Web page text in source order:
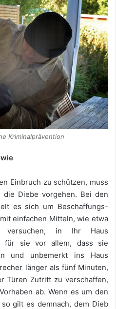
Kriminalprävention
Einbruch zu schützen, muss
die Diebe vorgehen. Bei den
es sich um Beschaffungs-
einfachen Mitteln, wie etwa
versuchen, in Ihr Haus
für sie vor allem, dass sie
und unbemerkt ins Haus
länger als fünf Minuten,
Türen Zutritt zu verschaffen,
ab. Wenn es um den
gilt es demnach, dem Dieb